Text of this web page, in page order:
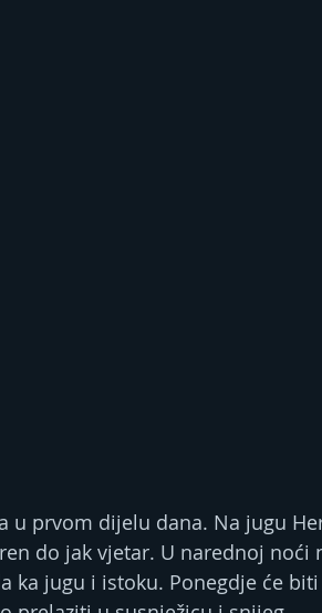
u prvom dijelu dana. Na jugu
do jak vjetar. U narednoj noći
ka jugu i istoku. Ponegdje će